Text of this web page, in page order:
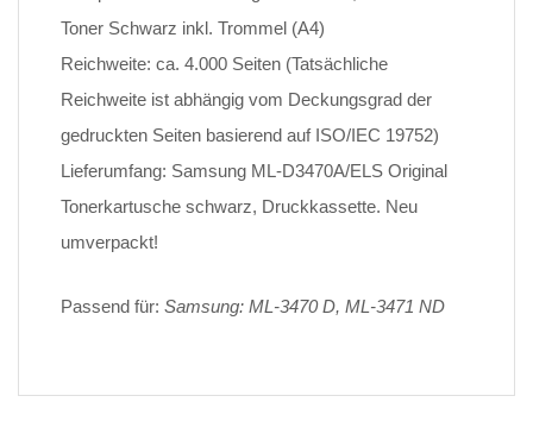
Toner Schwarz inkl. Trommel (A4)
Reichweite: ca. 4.000 Seiten (Tatsächliche
Reichweite ist abhängig vom Deckungsgrad der
gedruckten Seiten basierend auf ISO/IEC 19752)
Lieferumfang: Samsung ML-D3470A/ELS Original
Tonerkartusche schwarz, Druckkassette. Neu
umverpackt!
Passend für: Samsung: ML-3470 D, ML-3471 ND